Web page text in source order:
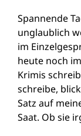
Spannende
unglaublich
im
heute noch
Krimis
schreibe,
Satz auf
Saat. Ob sie